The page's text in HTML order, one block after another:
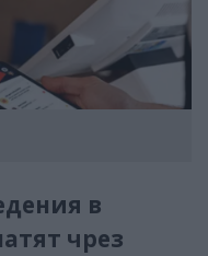
в
чрез